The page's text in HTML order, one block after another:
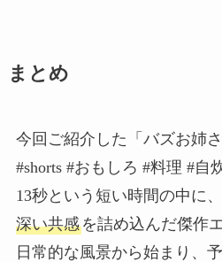
まとめ
今回ご紹介した「バズお姉
#shorts #おもしろ #料理 #自
13秒という短い時間の中に、
深い共感を詰め込んだ傑作
日常的な風景から始まり、